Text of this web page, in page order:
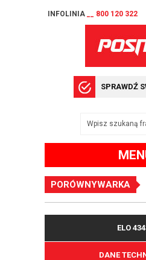
INFOLINIA __ 800 120 322
SPRAWDŹ
PORÓWNYWARKA
ELO
DANE